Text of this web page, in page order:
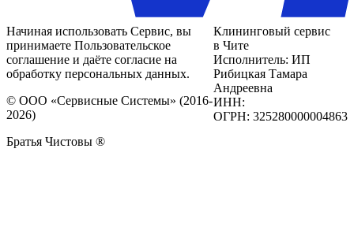
Начиная использовать Сервис, вы
принимаете Пользовательское
соглашение и даёте согласие на
обработку персональных данных.
© ООО «Сервисные Системы» (2016-
2026)
Братья Чистовы ®
Клининговый сервис
в Чите
Исполнитель: ИП
Рибицкая Тамара
Андреевна
ИНН:
ОГРН: 325280000004863